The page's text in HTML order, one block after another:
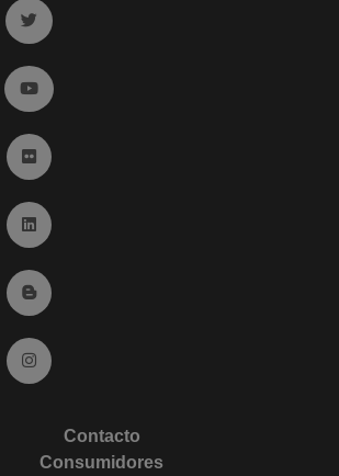
Ir a twitter (abre en ventana nueva)
Ir a YouTube (abre en ventana nueva)
Ir a Flickr (abre en ventana nueva)
Ir a Linkedin (abre en ventana nueva)
Ir al Blog (abre en ventana nueva)
Ir a Instagram (abre en ventana nueva)
Contacto
Consumidores